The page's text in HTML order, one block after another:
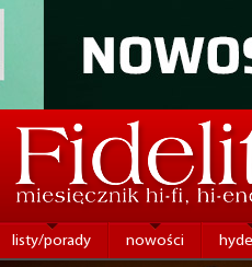
listy/porady nowości